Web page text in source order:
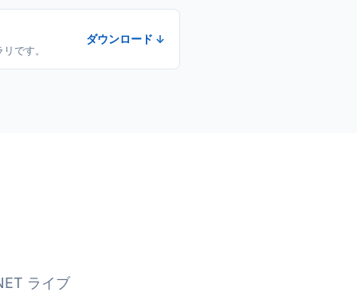
です。
ダウンロード ↓
ライブ